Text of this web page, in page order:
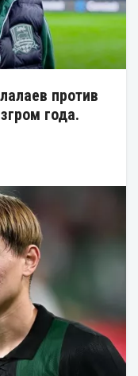
против
года.